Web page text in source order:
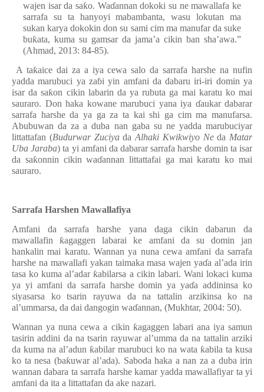
wajen isar da saƙo. Waɗannan dokoki su ne mawallafa ke
sarrafa su ta hanyoyi mabambanta, wasu lokutan ma
sukan karya dokokin don su sami cim ma manufar da suke
buƙata, kuma su gamsar da jama’a cikin ban sha’awa.”
(Ahmad, 2013: 84-85).
A taƙaice dai za a iya cewa salo da sarrafa harshe na nufin
yadda marubuci ya zaɓi yin amfani da dabaru iri-iri domin ya
isar da saƙon cikin labarin da ya rubuta ga mai karatu ko mai
sauraro. Don haka kowane marubuci yana iya ɗaukar dabarar
sarrafa harshe da ya ga za ta kai shi ga cim ma manufarsa.
Abubuwan da za a duba nan gaba su ne yadda marubuciyar
littattafan (Budurwar Zuciyada Alhaki Kwikwiyo Neda Matar
Uba Jaraba) ta yi amfani da dabarar sarrafa harshe domin ta isar
da saƙonnin cikin waɗannan littattafai ga mai karatu ko mai
sauraro.
Sarrafa Harshen Mawallafiya
Amfani da sarrafa harshe yana daga cikin dabarun da
mawallafin ƙagaggen labarai ke amfani da su domin jan
hankalin mai karatu. Wannan ya nuna cewa amfani da sarrafa
harshe na mawallafi yakan taimaka masa wajen yaɗa al’ada irin
tasa ko kuma al’adar ƙabilarsa a cikin labari. Wani lokaci kuma
ya yi amfani da sarrafa harshe domin ya yaɗa addininsa ko
siyasarsa ko tsarin rayuwa da na tattalin arzikinsa ko na
al’ummarsa, da dai dangogin waɗannan, (Mukhtar, 2004: 50).
Wannan ya nuna cewa a cikin ƙagaggen labari ana iya samun
tasirin addini da na tsarin rayuwar al’umma da na tattalin arziki
da kuma na al’adun ƙabilar marubuci ko na wata ƙabila ta kusa
ko ta nesa (baƙuwar al’ada). Saboda haka a nan za a duba irin
wannan dabara ta sarrafa harshe kamar yadda mawallafiyar ta yi
amfani da ita a littattafan da ake nazari.